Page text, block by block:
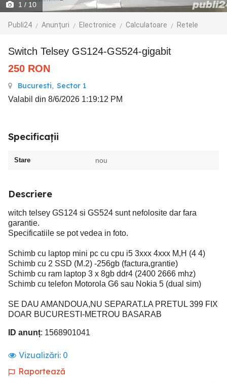
1 / 10
Publi24 Anunțuri Electronice Calculatoare Retele
Switch Telsey GS124-GS524-gigabit
250 RON
Bucuresti, Sector 1
Valabil din 8/6/2026 1:19:12 PM
Specificații
Stare nou
Descriere
witch telsey GS124 si GS524 sunt nefolosite dar fara
garantie.
Specificatiile se pot vedea in foto.
Schimb cu laptop mini pc cu cpu i5 3xxx 4xxx M,H (4 4)
Schimb cu 2 SSD (M.2) -256gb (factura,grantie)
Schimb cu ram laptop 3 x 8gb ddr4 (2400 2666 mhz)
Schimb cu telefon Motorola G6 sau Nokia 5 (dual sim)
SE DAU AMANDOUA,NU SEPARAT.LA PRETUL 399 FIX
DOAR BUCURESTI-METROU BASARAB
ID anunț: 1568901041
Vizualizări: 0
Raportează